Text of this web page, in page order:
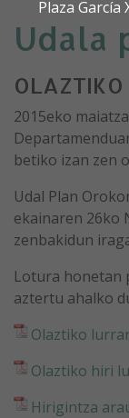
Plaza García
Udala
OLAZTIKO
2015eko
betiko izan zen
Udal Plan
ekainaren 26ko
zenbakidun
Lotura honetan
aztertu ahalko
Olaztiko
Olaztiko hiri
Hirigintza